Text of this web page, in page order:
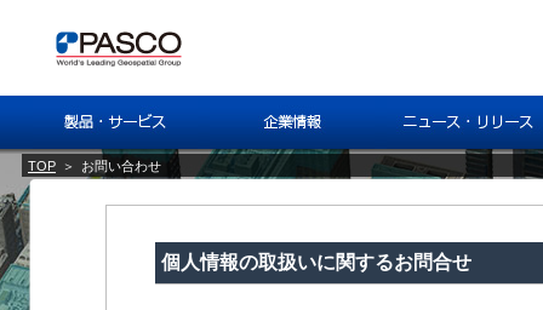
TOP ＞ お問い合わせ
個人情報の取扱いに関するお問合せ